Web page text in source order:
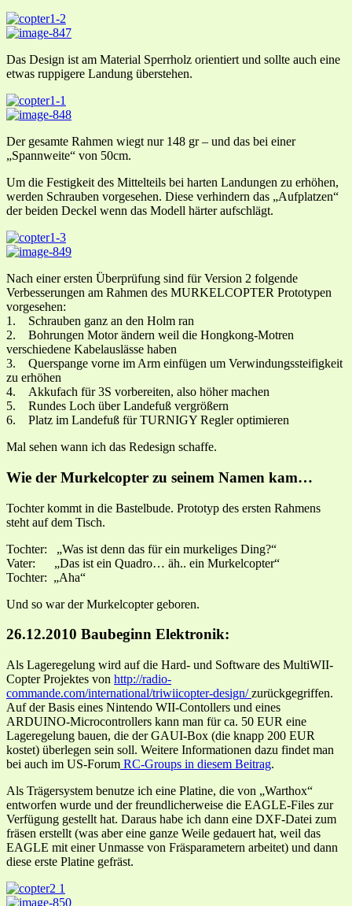
Das Design ist am Material Sperrholz orientiert und sollte auch eine
etwas ruppigere Landung überstehen.
Der gesamte Rahmen wiegt nur 148 gr – und das bei einer
„Spannweite“ von 50cm.
Um die Festigkeit des Mittelteils bei harten Landungen zu erhöhen,
werden Schrauben vorgesehen. Diese verhindern das „Aufplatzen“
der beiden Deckel wenn das Modell härter aufschlägt.
Nach einer ersten Überprüfung sind für Version 2 folgende
Verbesserungen am Rahmen des MURKELCOPTER Prototypen
vorgesehen:
1. Schrauben ganz an den Holm ran
2. Bohrungen Motor ändern weil die Hongkong-Motren
verschiedene Kabelauslässe haben
3. Querspange vorne im Arm einfügen um Verwindungssteifigkeit
zu erhöhen
4. Akkufach für 3S vorbereiten, also höher machen
5. Rundes Loch über Landefuß vergrößern
6. Platz im Landefuß für TURNIGY Regler optimieren
Mal sehen wann ich das Redesign schaffe.
Wie der Murkelcopter zu seinem Namen kam…
Tochter kommt in die Bastelbude. Prototyp des ersten Rahmens
steht auf dem Tisch.
Tochter: „Was ist denn das für ein murkeliges Ding?“
Vater: „Das ist ein Quadro… äh.. ein Murkelcopter“
Tochter: „Aha“
Und so war der Murkelcopter geboren.
26.12.2010 Baubeginn Elektronik:
Als Lageregelung wird auf die Hard- und Software des MultiWII-
Copter Projektes von http://radio-
commande.com/international/triwiicopter-design/zurückgegriffen.
Auf der Basis eines Nintendo WII-Contollers und eines
ARDUINO-Microcontrollers kann man für ca. 50 EUR eine
Lageregelung bauen, die der GAUI-Box (die knapp 200 EUR
kostet) überlegen sein soll. Weitere Informationen dazu findet man
bei auch im US-Forum RC-Groups in diesem Beitrag.
Als Trägersystem benutze ich eine Platine, die von „Warthox“
entworfen wurde und der freundlicherweise die EAGLE-Files zur
Verfügung gestellt hat. Daraus habe ich dann eine DXF-Datei zum
fräsen erstellt (was aber eine ganze Weile gedauert hat, weil das
EAGLE mit einer Unmasse von Fräsparametern arbeitet) und dann
diese erste Platine gefräst.